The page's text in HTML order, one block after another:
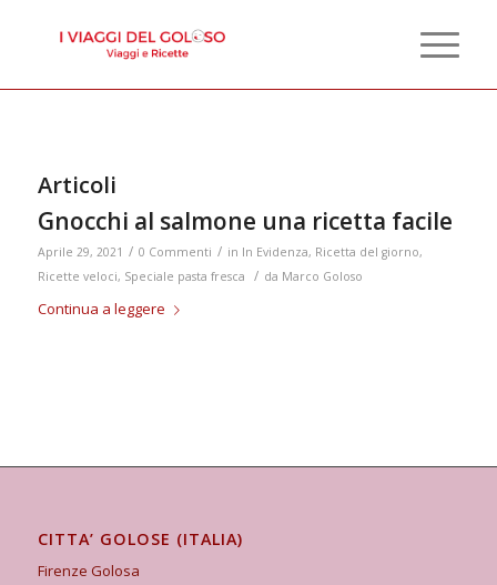
Articoli
Gnocchi al salmone una ricetta facile
Aprile 29, 2021 / 0 Commenti / in In Evidenza, Ricetta del giorno,
Ricette veloci, Speciale pasta fresca / da Marco Goloso
Continua a leggere
CITTA’ GOLOSE (ITALIA)
Firenze Golosa